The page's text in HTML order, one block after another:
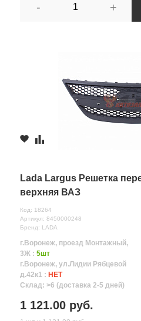
- +
Lada Largus Решетка
верхняя ВАЗ
Код: 18264
Артикул: 8450000248
Бренд: LADA
г.Воронеж, проезд Монтажный,
3Ж : 5шт
г.Воронеж, ул.Лидии Рябцевой
д.42к1 : НЕТ
Склад: >6 (доставка 2-5 дней)
1 121.00 руб.